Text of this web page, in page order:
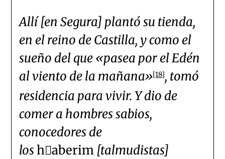
Allí [en Segura] plantó su tienda,
en el reino de Castilla, y como el
sueño del que «pasea por el Edén
al viento de la mañana»[18], tomó
residencia para vivir. Y dio de
comer a hombres sabios,
conocedores de
loshaberim [talmudistas]